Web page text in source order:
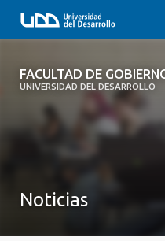
FACULTAD DE
UNIVERSIDAD DEL DESARROLLO
FACULTAD DE
Noticias